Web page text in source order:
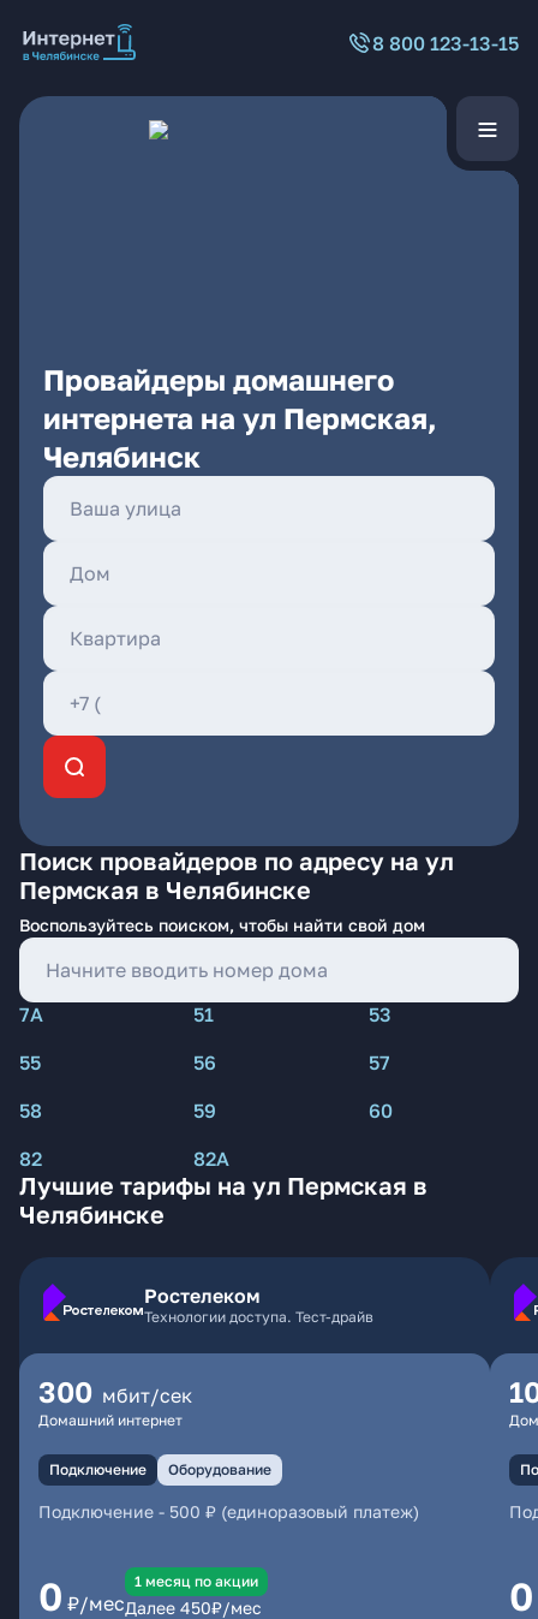
8 800 123-13-15
Провайдеры домашнего
интернета на ул Пермская,
Челябинск
Поиск провайдеров по адресу на ул
Пермская в Челябинске
Воспользуйтесь поиском, чтобы найти свой дом
7А 51
53
55
56
57
58
59
60
82
82А
Лучшие тарифы на ул Пермская в
Челябинске
Ростелеком
Технологии доступа. Тест-драйв
300 мбит/сек
Домашний интернет
Подключение Оборудование
Подключение - 500 ₽ (единоразовый платеж)
0 ₽/мес
1 месяц по акции
Далее 450₽/мес 0